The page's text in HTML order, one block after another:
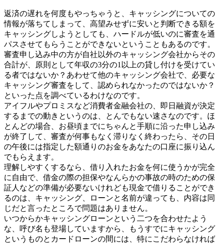
返済の遅れを何度もやっちゃうと、キャッシングについての
情報が落ちてしまって、高望みせずに安いと判断できる額を
キャッシングしようとしても、ハードルが低いのに審査を通
パスさせてもらうことができないということもあるのです。
審査申し込み中の方が自社以外のキャッシング会社からその
合計が、原則として年収の3分の1以上の貸し付けを受けてい
る者ではないか？あわせて他のキャッシング会社で、必要な
キャッシング審査をして、認められなかったのではないか？
といった点を調べているわけなのです。
アイフルやプロミスなど消費者金融会社の、即日融資が決定
するまでの動きというのは、とんでもない速さなのです。ほ
とんどの場合、お昼頃までにちゃんと手順に沿った申し込み
が終了して、審査が何事もなく滞りなく終わったら、その日
の午後には指定した額通りのお金をあなたの口座に振り込ん
でもらえます。
理解しやすくするなら、借り入れたお金を何に使うかが完全
に自由で、借金の際の担保やなんらかの事故の時のための保
証人などの準備が必要ないけれども現金で借りることができ
るのは、キャッシング、ローンと名前が違っても、内容は同
じだと言ったところで問題はありません。
いつからかキャッシングローンという二つを合わせたよう
な、呼び名も登場していますから、もうすでにキャッシング
というものとカードローンの間には、特にこだわらなければ